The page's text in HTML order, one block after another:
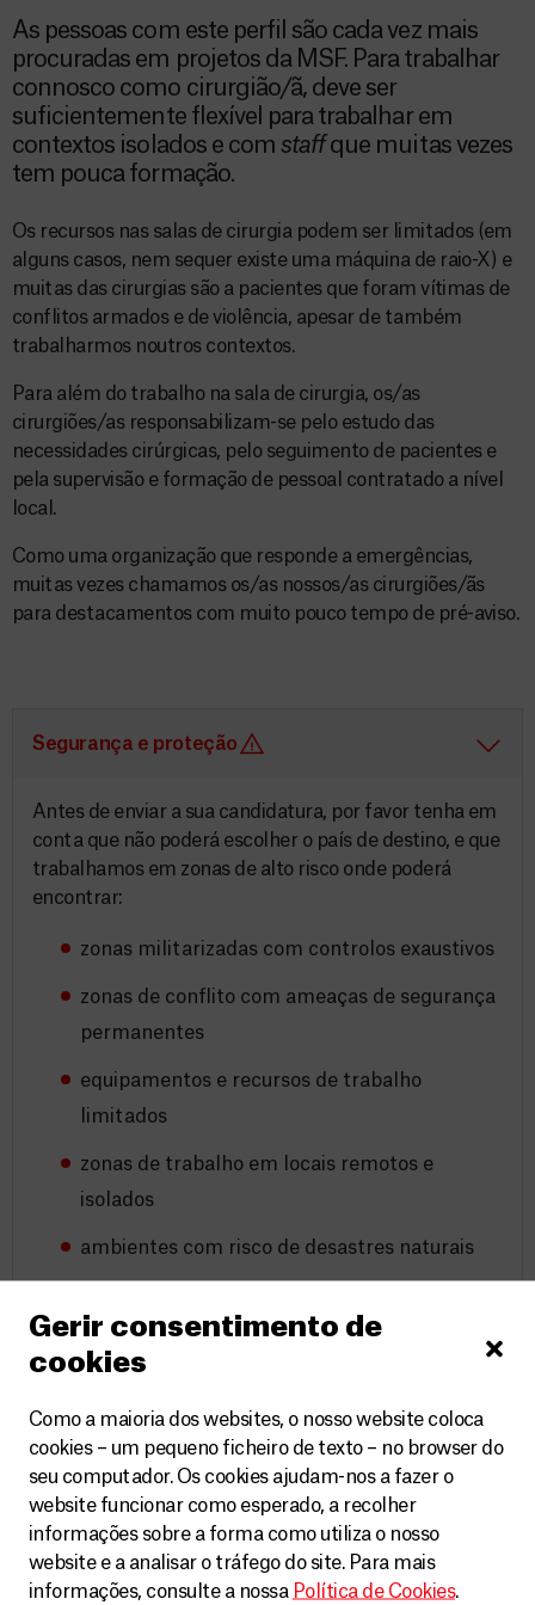
Gerir consentimento de
cookies
Como a maioria dos websites, o nosso website coloca
cookies – um pequeno ficheiro de texto – no browser do
seu computador. Os cookies ajudam-nos a fazer o
website funcionar como esperado, a recolher
informações sobre a forma como utiliza o nosso
website e a analisar o tráfego do site. Para mais
informações, consulte a nossa Política de Cookies.
As pessoas com este perfil são cada vez mais
procuradas em projetos da MSF. Para trabalhar
connosco como cirurgião/ã, deve ser
suficientemente flexível para trabalhar em
contextos isolados e com staff que muitas vezes
tem pouca formação.
Os recursos nas salas de cirurgia podem ser limitados (em
alguns casos, nem sequer existe uma máquina de raio-X) e
muitas das cirurgias são a pacientes que foram vítimas de
conflitos armados e de violência, apesar de também
trabalharmos noutros contextos.
Para além do trabalho na sala de cirurgia, os/as
cirurgiões/as responsabilizam-se pelo estudo das
necessidades cirúrgicas, pelo seguimento de pacientes e
pela supervisão e formação de pessoal contratado a nível
local.
Como uma organização que responde a emergências,
muitas vezes chamamos os/as nossos/as cirurgiões/ãs
para destacamentos com muito pouco tempo de pré-aviso.
Segurança e proteção
Antes de enviar a sua candidatura, por favor tenha em
conta que não poderá escolher o país de destino, e que
trabalhamos em zonas de alto risco onde poderá
encontrar:
zonas militarizadas com controlos exaustivos
zonas de conflito com ameaças de segurança
permanentes
equipamentos e recursos de trabalho
limitados
zonas de trabalho em locais remotos e
isolados
ambientes com risco de desastres naturais
Informação relativa à aceitação de riscos
providenciar assistência médica a pessoas em perigo,
o trabalho pode ser levado a cabo em zonas de conflito
ativo ou em cenários pós-conflito, nas quais existem
riscos inerentes, potenciais perigos e ameaças
constantes à segurança e proteção. A MSF reconhece
que é impossível excluir todos os riscos, mas faz tudo o
que está ao seu alcance como organização para